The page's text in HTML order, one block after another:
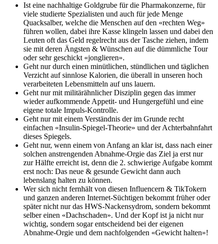
Ist eine nachhaltige Goldgrube für die Pharmakonzerne, für
viele studierte Spezialisten und auch für jede Menge
Quacksalber, welche die Menschen auf den «rechten Weg»
führen wollen, dabei ihre Kasse klingeln lassen und dabei den
Leuten oft das Geld regelrecht aus der Tasche ziehen, indem
sie mit deren Ängsten & Wünschen auf die dümmliche Tour
oder sehr geschickt «jonglieren».
Geht nur durch einen minütlichen, stündlichen und täglichen
Verzicht auf sinnlose Kalorien, die überall in unseren hoch
verarbeiteten Lebensmitteln auf uns lauern.
Geht nur mit militärähnlicher Disziplin gegen das immer
wieder aufkommende Appetit- und Hungergefühl und eine
eigene totale Impuls-Kontrolle.
Geht nur mit einem Verständnis der im Grunde recht
einfachen «Insulin-Spiegel-Theorie» und der Achterbahnfahrt
dieses Spiegels.
Geht nur, wenn einem von Anfang an klar ist, dass nach einer
solchen anstrengenden Abnahme-Orgie das Ziel ja erst nur
zur Hälfte erreicht ist, denn die 2. schwierige Aufgabe kommt
erst noch: Das neue & gesunde Gewicht dann auch
lebenslang halten zu können.
Wer sich nicht fernhält von diesen Influencern & TikTokern
und ganzen anderen Internet-Süchtigen bekommt früher oder
später nicht nur das HWS-Nackensydrom, sondern bekommt
selber einen «Dachschaden». Und der Kopf ist ja nicht nur
wichtig, sondern sogar entscheidend bei der eigenen
Abnahme-Orgie und dem nachfolgenden «Gewicht halten»!